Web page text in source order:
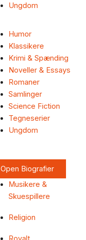
Ungdom
Humor
Klassikere
Krimi & Spænding
Noveller & Essays
Romaner
Samlinger
Science Fiction
Tegneserier
Ungdom
Open Biografier
Musikere &
Skuespillere
Religion